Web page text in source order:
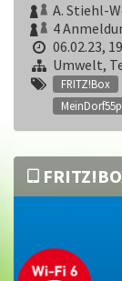
A. Stiehl-
4
06.02.23,
Umwelt,
FRITZ!Box